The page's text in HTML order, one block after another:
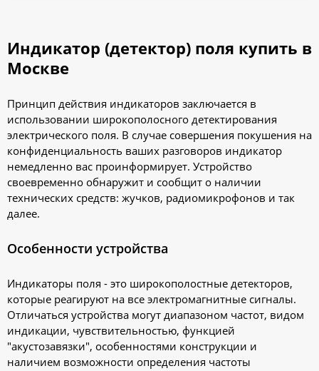
Индикатор (детектор) поля купить в
Москве
Принцип действия индикаторов заключается в
использовании широкополосного детектирования
электрического поля. В случае совершения покушения на
конфиденциальность ваших разговоров индикатор
немедленно вас проинформирует. Устройство
своевременно обнаружит и сообщит о наличии
технических средств: жучков, радиомикрофонов и так
далее.
Особенности устройства
Индикаторы поля - это широкополостные детекторов,
которые реагируют на все электромагнитные сигналы.
Отличаться устройства могут диапазоном частот, видом
индикации, чувствительностью, функцией
"акустозавязки", особенностями конструкции и
наличием возможности определения частоты